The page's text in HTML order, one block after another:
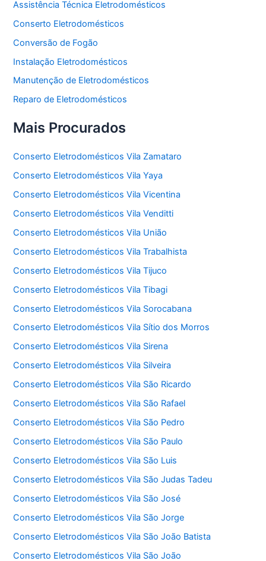
Assistência Técnica Eletrodomésticos
Conserto Eletrodomésticos
Conversão de Fogão
Instalação Eletrodomésticos
Manutenção de Eletrodomésticos
Reparo de Eletrodomésticos
Mais Procurados
Conserto Eletrodomésticos Vila Zamataro
Conserto Eletrodomésticos Vila Yaya
Conserto Eletrodomésticos Vila Vicentina
Conserto Eletrodomésticos Vila Venditti
Conserto Eletrodomésticos Vila União
Conserto Eletrodomésticos Vila Trabalhista
Conserto Eletrodomésticos Vila Tijuco
Conserto Eletrodomésticos Vila Tibagi
Conserto Eletrodomésticos Vila Sorocabana
Conserto Eletrodomésticos Vila Sítio dos Morros
Conserto Eletrodomésticos Vila Sirena
Conserto Eletrodomésticos Vila Silveira
Conserto Eletrodomésticos Vila São Ricardo
Conserto Eletrodomésticos Vila São Rafael
Conserto Eletrodomésticos Vila São Pedro
Conserto Eletrodomésticos Vila São Paulo
Conserto Eletrodomésticos Vila São Luis
Conserto Eletrodomésticos Vila São Judas Tadeu
Conserto Eletrodomésticos Vila São José
Conserto Eletrodomésticos Vila São Jorge
Conserto Eletrodomésticos Vila São João Batista
Conserto Eletrodomésticos Vila São João